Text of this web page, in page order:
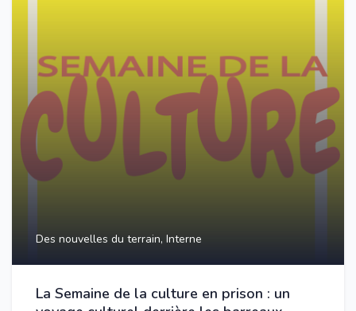
Des nouvelles du terrain, Interne
La Semaine de la culture en prison : un